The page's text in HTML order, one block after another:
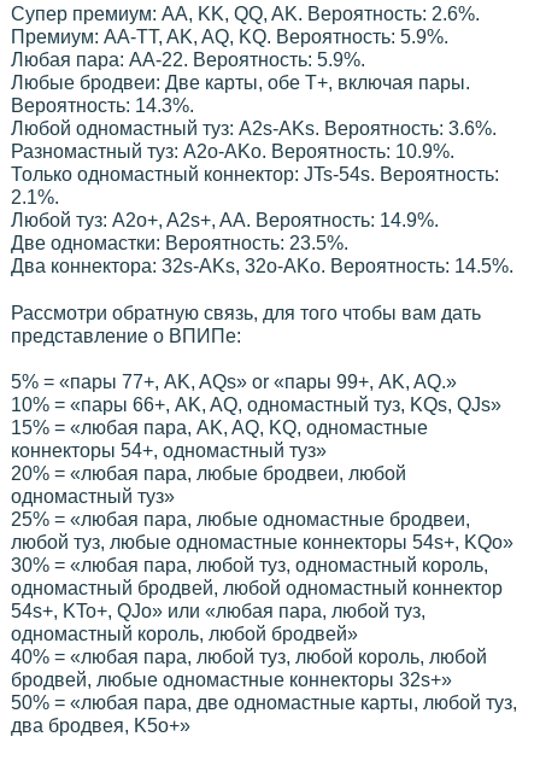
Супер премиум: AA, KK, QQ, AK. Вероятность: 2.6%.
Премиум: AA-TT, AK, AQ, KQ. Вероятность: 5.9%.
Любая пара: AA-22. Вероятность: 5.9%.
Любые бродвеи: Две карты, обе T+, включая пары.
Вероятность: 14.3%.
Любой одномастный туз: A2s-AKs. Вероятность: 3.6%.
Разномастный туз: A2o-AKo. Вероятность: 10.9%.
Только одномастный коннектор: JTs-54s. Вероятность:
2.1%.
Любой туз: A2o+, A2s+, AA. Вероятность: 14.9%.
Две одномастки: Вероятность: 23.5%.
Два коннектора: 32s-AKs, 32o-AKo. Вероятность: 14.5%.
Рассмотри обратную связь, для того чтобы вам дать
представление о ВПИПе:
5% = «пары 77+, AK, AQs» or «пары 99+, AK, AQ.»
10% = «пары 66+, AK, AQ, одномастный туз, KQs, QJs»
15% = «любая пара, AK, AQ, KQ, одномастные
коннекторы 54+, одномастный туз»
20% = «любая пара, любые бродвеи, любой
одномастный туз»
25% = «любая пара, любые одномастные бродвеи,
любой туз, любые одномастные коннекторы 54s+, KQo»
30% = «любая пара, любой туз, одномастный король,
одномастный бродвей, любой одномастный коннектор
54s+, KTo+, QJo» или «любая пара, любой туз,
одномастный король, любой бродвей»
40% = «любая пара, любой туз, любой король, любой
бродвей, любые одномастные коннекторы 32s+»
50% = «любая пара, две одномастные карты, любой туз,
два бродвея, K5o+»